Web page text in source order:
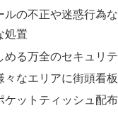
ルの不正や迷惑行為
処置
める万全のセキュリテ
々なエリアに街頭看板
ケットティッシュ配